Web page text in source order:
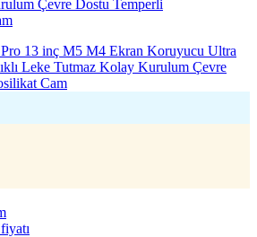
13 inç M5 M4 Ekran Koruyucu Ultra
Leke Tutmaz Kolay Kurulum Çevre
Cam